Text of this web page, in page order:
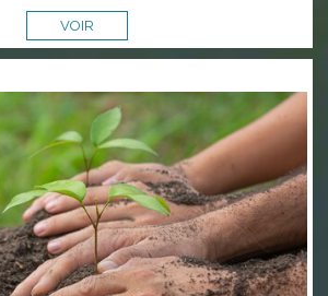
VOIR